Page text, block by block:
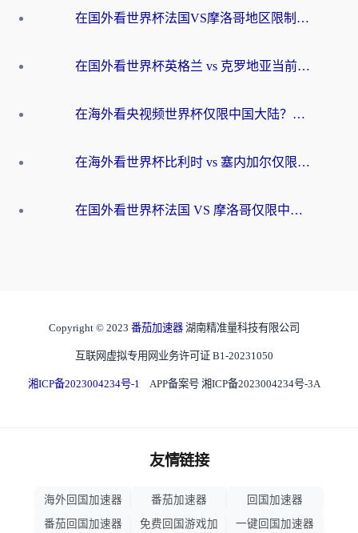
在国外看世界杯法国VS摩洛哥地区限制？这篇指南让你流畅看中文解说无压力
在国外看世界杯英格兰 vs 克罗地亚当前地区不可播放？这篇指南帮你搞定所有海外观赛难题
在海外看央视频世界杯仅限中国大陆？这篇指南帮你解锁中文解说+无卡顿直播
在海外看世界杯比利时 vs 塞内加尔仅限中国大陆？我找到了最流畅的中文解说之路
在国外看世界杯法国 VS 摩洛哥仅限中国大陆？海外党这样看中文解说赛事不卡顿
Copyright © 2023 番茄加速器 湖南精准量科技有限公司
互联网虚拟专用网业务许可证 B1-20231050
湘ICP备2023004234号-1 APP备案号 湘ICP备2023004234号-3A
友情链接
海外回国加速器 番茄加速器
回国加速器
番茄回国加速器
免费回国游戏加 一键回国加速器